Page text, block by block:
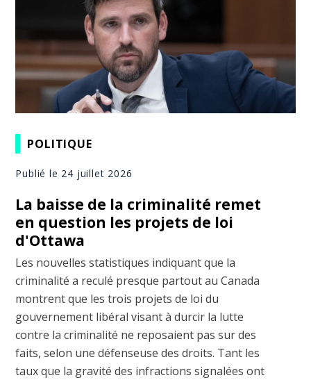
POLITIQUE
Publié le 24 juillet 2026
La baisse de la criminalité remet
en question les projets de loi
d'Ottawa
Les nouvelles statistiques indiquant que la
criminalité a reculé presque partout au Canada
montrent que les trois projets de loi du
gouvernement libéral visant à durcir la lutte
contre la criminalité ne reposaient pas sur des
faits, selon une défenseuse des droits. Tant les
taux que la gravité des infractions signalées ont